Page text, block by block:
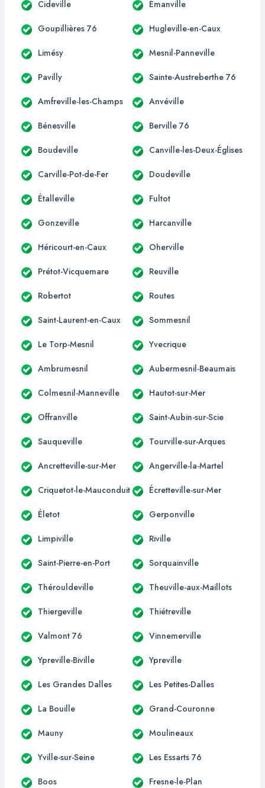
Cideville Émanville
Goupillières 76 Hugleville-en-Caux
Limésy Mesnil-Panneville
Pavilly Sainte-Austreberthe 76
Amfreville-les-Champs Anvéville
Bénesville Berville 76
Boudeville Canville-les-Deux-Églises
Carville-Pot-de-Fer Doudeville
Étalleville Fultot
Gonzeville Harcanville
Héricourt-en-Caux Oherville
Prétot-Vicquemare Reuville
Robertot Routes
Saint-Laurent-en-Caux Sommesnil
Le Torp-Mesnil Yvecrique
Ambrumesnil Aubermesnil-Beaumais
Colmesnil-Manneville Hautot-sur-Mer
Offranville Saint-Aubin-sur-Scie
Sauqueville Tourville-sur-Arques
Ancretteville-sur-Mer Angerville-la-Martel
Criquetot-le-Mauconduit Écretteville-sur-Mer
Életot Gerponville
Limpiville Riville
Saint-Pierre-en-Port Sorquainville
Thérouldeville Theuville-aux-Maillots
Thiergeville Thiétreville
Valmont 76 Vinnemerville
Ypreville-Biville Ypreville
Les Grandes Dalles Les Petites-Dalles
La Bouille Grand-Couronne
Mauny Moulineaux
Yville-sur-Seine Les Essarts 76
Boos Fresne-le-Plan